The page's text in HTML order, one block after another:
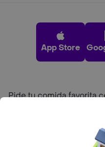
App Store
Pide tu comida favorita